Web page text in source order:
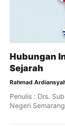
Hubungan
Sejarah
Rahmad
Penulis : Drs.
Negeri